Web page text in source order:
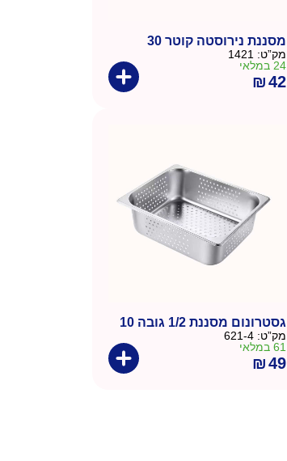
מסננת נירוסטה קוטר 30
מק”ט: 1421
24 במלאי
₪42
גסטרונום מסננת 1/2 גובה 10
מק”ט: 621-4
61 במלאי
₪49